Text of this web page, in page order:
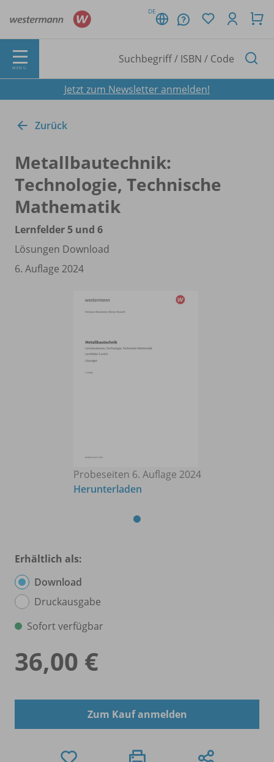
DE
MENÜ
Jetzt zum Newsletter anmelden!
Zurück
Metallbautechnik:
Technologie, Technische
Mathematik
Lernfelder 5 und 6
Lösungen Download
6. Auflage 2024
Probeseiten 6. Auflage 2024
Herunterladen
Erhältlich als:
Download
Druckausgabe
Sofort verfügbar
36,00 €
Zum Kauf anmelden